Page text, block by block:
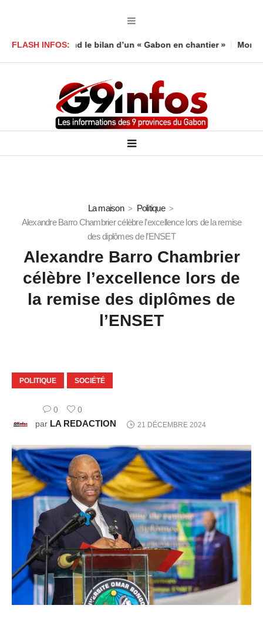
FLASH INFOS:
défend le bilan d’un « Gabon en chantier » Mort d’un
La maison
Politique
Alexandre Barro Chambrier célèbre l’excellence lors de la remise
des diplômes de l’ENSET
Alexandre Barro Chambrier
célèbre l’excellence lors de
la remise des diplômes de
l’ENSET
POLITIQUE SOCIÉTÉ
0
0
par LA REDACTION 21 DÉCEMBRE 2024